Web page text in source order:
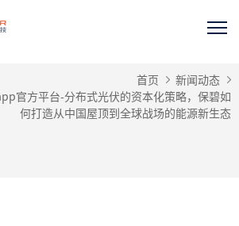
首页
新闻动态
官方平台-分布式光伏的资本化策略，保碧如
何打造从中国屋顶到全球战场的能源新生态